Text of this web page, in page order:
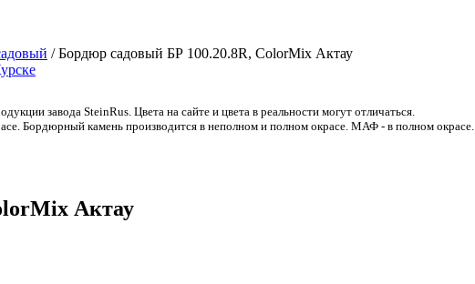
/Бордюр садовый БР 100.20.8R, ColorMix Актау
заводa SteinRus. Цвета на сайте и цвета в реальности могут отличаться.
Бордюрный камень производится в неполном и полном окрасе. МАФ - в полном окрасе.
Актау